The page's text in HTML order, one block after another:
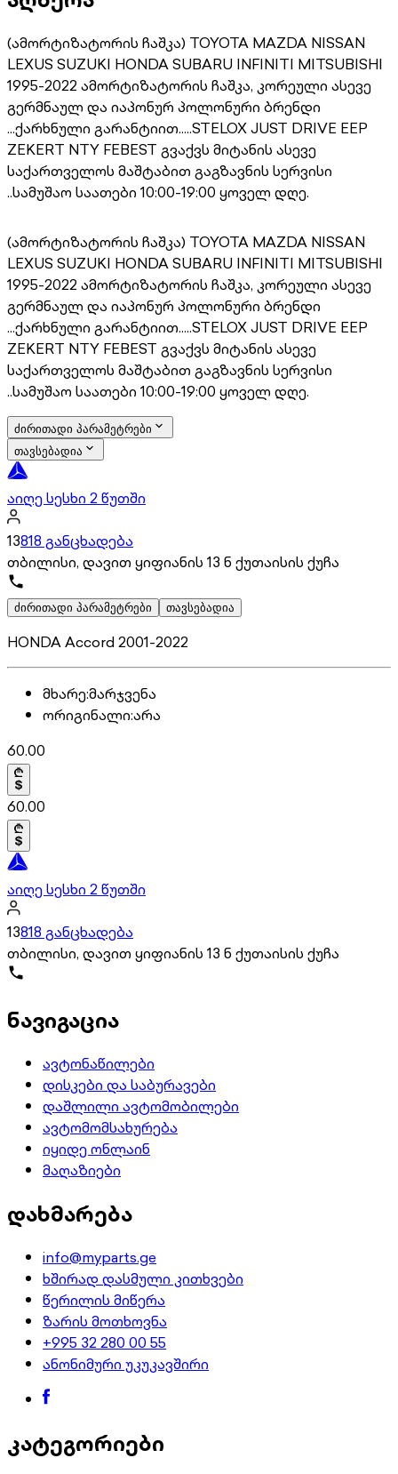
(ამორტიზატორის ჩაშკა) TOYOTA MAZDA NISSAN
LEXUS SUZUKI HONDA SUBARU INFINITI MITSUBISHI
1995-2022 ამორტიზატორის ჩაშკა, კორეული ასევე
გერმნაულ და იაპონურ პოლონური ბრენდი
...ქარხნული გარანტიით.....STELOX JUST DRIVE EEP
ZEKERT NTY FEBEST გვაქვს მიტანის ასევე
საქართველოს მაშტაბით გაგზავნის სერვისი
..სამუშაო საათები 10:00-19:00 ყოველ დღე.
(ამორტიზატორის ჩაშკა) TOYOTA MAZDA NISSAN
LEXUS SUZUKI HONDA SUBARU INFINITI MITSUBISHI
1995-2022 ამორტიზატორის ჩაშკა, კორეული ასევე
გერმნაულ და იაპონურ პოლონური ბრენდი
...ქარხნული გარანტიით.....STELOX JUST DRIVE EEP
ZEKERT NTY FEBEST გვაქვს მიტანის ასევე
საქართველოს მაშტაბით გაგზავნის სერვისი
..სამუშაო საათები 10:00-19:00 ყოველ დღე.
ძირითადი პარამეტრები
თავსებადია
აიღე სესხი 2 წუთში
13818 განცხადება
თბილისი, დავით ყიფიანის 13 ნ ქუთაისის ქუჩა
ძირითადი პარამეტრები თავსებადია
HONDA Accord 2001-2022
მხარე:მარჯვენა
ორიგინალი:არა
60.00
60.00
აიღე სესხი 2 წუთში
13818 განცხადება
თბილისი, დავით ყიფიანის 13 ნ ქუთაისის ქუჩა
ნავიგაცია
ავტონაწილები
დისკები და საბურავები
დაშლილი ავტომობილები
ავტომომსახურება
იყიდე ონლაინ
მაღაზიები
დახმარება
info@myparts.ge
ხშირად დასმული კითხვები
წერილის მიწერა
ზარის მოთხოვნა
+995 32 280 00 55
ანონიმური უკუკავშირი
კატეგორიები